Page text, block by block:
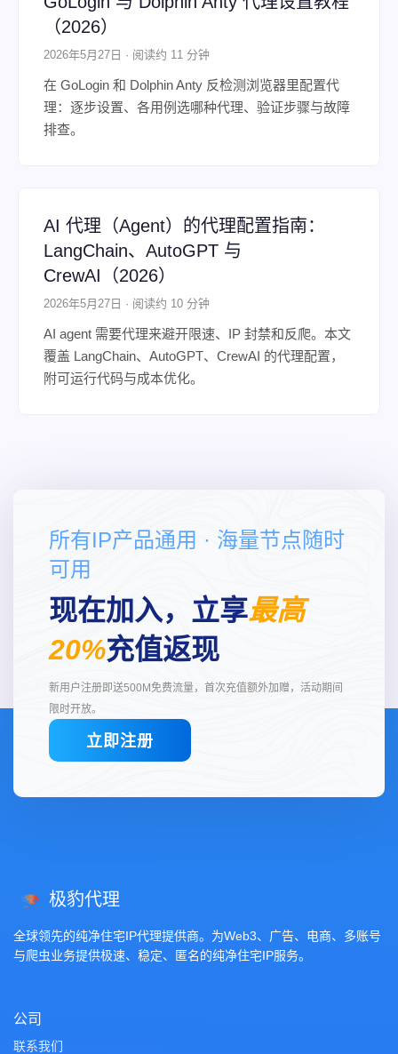
（2026）
2026年5月27日 · 阅读约 11 分钟
在 GoLogin 和 Dolphin Anty 反检测浏览器里配置代
理：逐步设置、各用例选哪种代理、验证步骤与故障
排查。
AI 代理（Agent）的代理配置指南：
LangChain、AutoGPT 与
CrewAI（2026）
2026年5月27日 · 阅读约 10 分钟
AI agent 需要代理来避开限速、IP 封禁和反爬。本文
覆盖 LangChain、AutoGPT、CrewAI 的代理配置，
附可运行代码与成本优化。
所有IP产品通用 · 海量节点随时
可用
现在加入，立享最高
20%充值返现
新用户注册即送500M免费流量，首次充值额外加赠，活动期间
限时开放。
立即注册
极豹代理
全球领先的纯净住宅IP代理提供商。为Web3、广告、电商、多账号
与爬虫业务提供极速、稳定、匿名的纯净住宅IP服务。
公司
联系我们